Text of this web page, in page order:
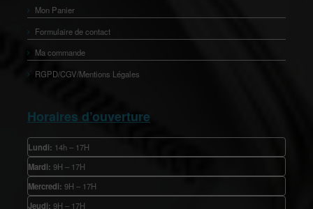
Mon Panier
Formulaire de contact
Ma commande
RGPD/CGV/Mentions Légales
Horaires d’ouverture
Lundi: 14h – 17H
Mardi: 9H – 17H
Mercredi: 9H – 17H
Jeudi: 9H – 17H